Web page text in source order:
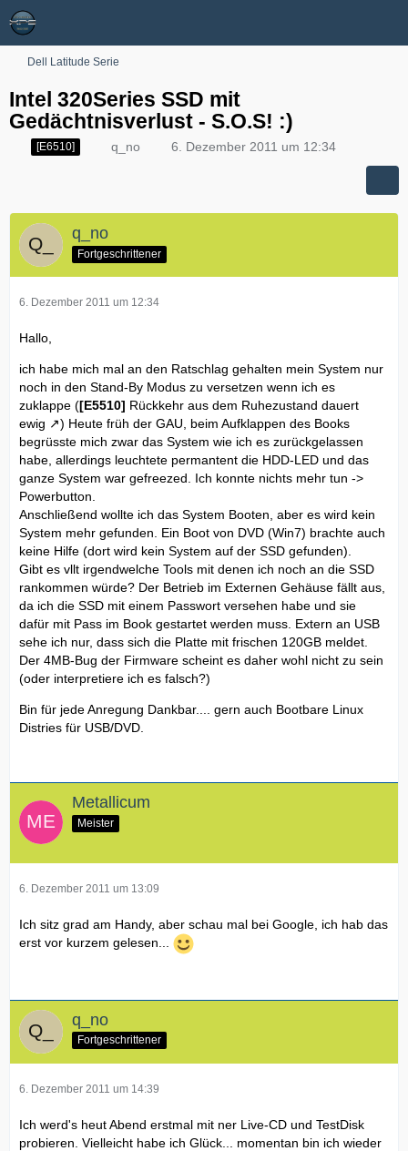
Dell Latitude Serie
Intel 320Series SSD mit
Gedächtnisverlust - S.O.S! :)
[E6510] q_no 6. Dezember 2011 um 12:34
q_no
Fortgeschrittener
6. Dezember 2011 um 12:34
Hallo,
ich habe mich mal an den Ratschlag gehalten mein System nur
noch in den Stand-By Modus zu versetzen wenn ich es
zuklappe ([E5510] Rückkehr aus dem Ruhezustand dauert
ewig
) Heute früh der GAU, beim Aufklappen des Books
begrüsste mich zwar das System wie ich es zurückgelassen
habe, allerdings leuchtete permantent die HDD-LED und das
ganze System war gefreezed. Ich konnte nichts mehr tun ->
Powerbutton.
Anschließend wollte ich das System Booten, aber es wird kein
System mehr gefunden. Ein Boot von DVD (Win7) brachte auch
keine Hilfe (dort wird kein System auf der SSD gefunden).
Gibt es vllt irgendwelche Tools mit denen ich noch an die SSD
rankommen würde? Der Betrieb im Externen Gehäuse fällt aus,
da ich die SSD mit einem Passwort versehen habe und sie
dafür mit Pass im Book gestartet werden muss. Extern an USB
sehe ich nur, dass sich die Platte mit frischen 120GB meldet.
Der 4MB-Bug der Firmware scheint es daher wohl nicht zu sein
(oder interpretiere ich es falsch?)
Bin für jede Anregung Dankbar.... gern auch Bootbare Linux
Distries für USB/DVD.
Metallicum
Meister
6. Dezember 2011 um 13:09
Ich sitz grad am Handy, aber schau mal bei Google, ich hab das
erst vor kurzem gelesen...
q_no
Fortgeschrittener
6. Dezember 2011 um 14:39
Ich werd's heut Abend erstmal mit ner Live-CD und TestDisk
probieren. Vielleicht habe ich Glück... momentan bin ich wieder